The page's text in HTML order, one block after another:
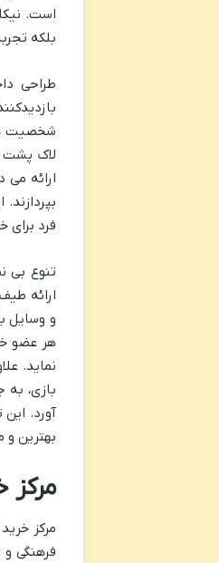
است.
بلکه
طراحی
شخصیت
لاک پشت
ارائه
فرد برای
تنوع بی
ارائه
و وسایل
هر عضو
نماید.
بازی،
آورد.
بهترین
مرکز
فرهنگی